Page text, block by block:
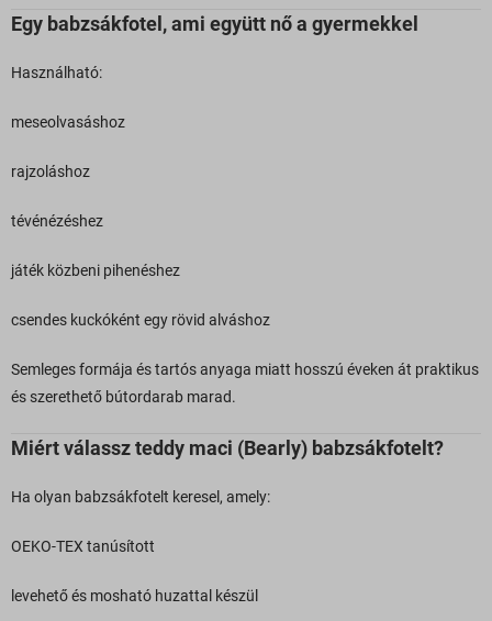
Egy babzsákfotel, ami együtt nő a gyermekkel
Használható:
meseolvasáshoz
rajzoláshoz
tévénézéshez
játék közbeni pihenéshez
csendes kuckóként egy rövid alváshoz
Semleges formája és tartós anyaga miatt hosszú éveken át praktikus
és szerethető bútordarab marad.
Miért válassz teddy maci (Bearly) babzsákfotelt?
Ha olyan babzsákfotelt keresel, amely:
OEKO-TEX tanúsított
levehető és mosható huzattal készül